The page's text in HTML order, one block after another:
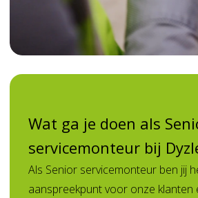
Wat ga je doen als
servicemonteur bij
Als Senior servicemonteur ben jij
aanspreekpunt voor onze klanten